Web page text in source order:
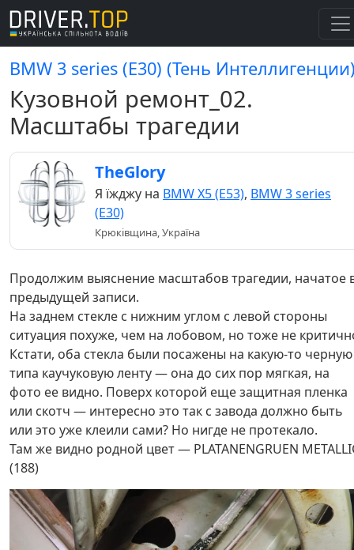
BMW 3 series (E30) (Тень
Кузовной ремонт_02.
Масштабы трагедии
TheGlory
Я їжджу на BMW X5 (E53), BMW 3 series
(E30)
Крюківщина, Україна
Продолжим выяснение масштабов трагедии, начатое
предыдущей записи.
На заднем стекле с нижним углом с левой стороны
ситуация похуже, чем на лобовом, но тоже не
Кстати, оба стекла были посажены на какую-то черную
типа каучуковую ленту — она до сих пор мягкая, на
фото ее видно. Поверх которой еще защитная пленка
или скотч — интересно это так с завода должно быть
или это уже клеили сами? Но нигде не протекало.
Там же видно родной цвет — PLATANENGRUEN
(188)